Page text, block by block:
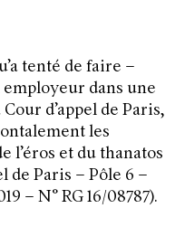
tenté de faire –
employeur dans une
d’appel de Paris,
les
l’éros et du thanatos
de Paris – Pôle 6 –
– N° RG 16/08787).